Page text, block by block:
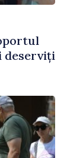
deserviți